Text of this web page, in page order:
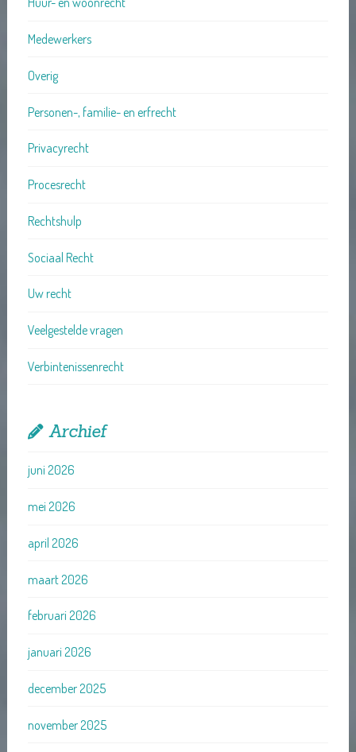
Medewerkers
Overig
Personen-, familie- en erfrecht
Privacyrecht
Procesrecht
Rechtshulp
Sociaal Recht
Uw recht
Veelgestelde vragen
Verbintenissenrecht
Archief
juni 2026
mei 2026
april 2026
maart 2026
februari 2026
januari 2026
december 2025
november 2025